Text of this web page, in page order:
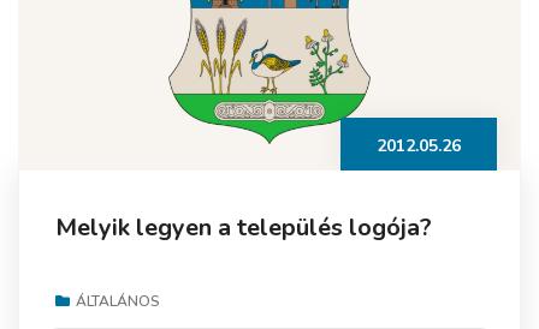
2012.05.26
Melyik legyen a település logója?
ÁLTALÁNOS